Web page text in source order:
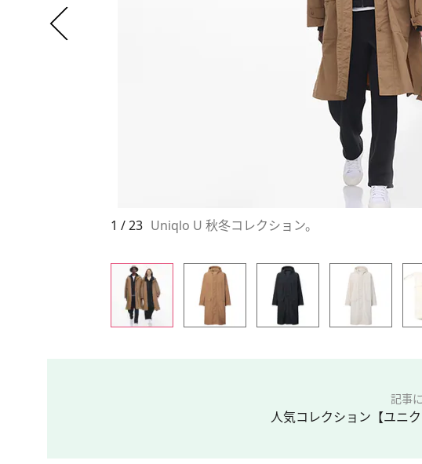
1 / 23 Uniqlo U 秋冬コレクション。
記事
人気コレクション【ユニ